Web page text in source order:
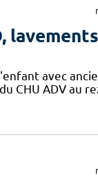
avec
CHU ADV au